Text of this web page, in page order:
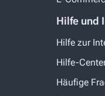
Hilfe und
Hilfe zur
Hilfe-
Häufige